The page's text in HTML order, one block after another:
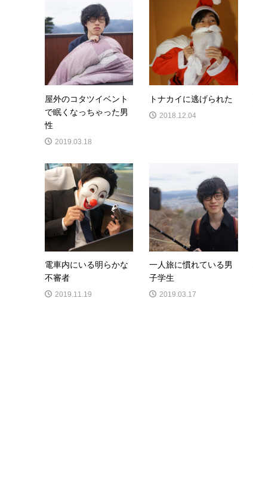
屋外のコタツイベント
で眠くなっちゃった男
性
2019.03.18
トナカイに逃げられた
2018.12.04
電車内にいる明らかな
不審者
2019.11.19
一人旅に慣れている男
子学生
2019.03.17